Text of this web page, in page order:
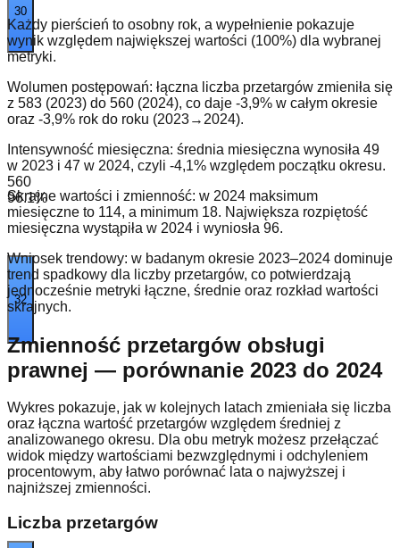
30
32
560
96.1%
Każdy pierścień to osobny rok, a wypełnienie pokazuje
wynik względem największej wartości (100%) dla wybranej
metryki.
Wolumen postępowań: łączna liczba przetargów zmieniła się
z 583 (2023) do 560 (2024), co daje -3,9% w całym okresie
oraz -3,9% rok do roku (2023→2024).
Intensywność miesięczna: średnia miesięczna wynosiła 49
w 2023 i 47 w 2024, czyli -4,1% względem początku okresu.
Skrajne wartości i zmienność: w 2024 maksimum
miesięczne to 114, a minimum 18. Największa rozpiętość
miesięczna wystąpiła w 2024 i wyniosła 96.
Wniosek trendowy: w badanym okresie 2023–2024 dominuje
trend spadkowy dla liczby przetargów, co potwierdzają
jednocześnie metryki łączne, średnie oraz rozkład wartości
skrajnych.
Zmienność przetargów obsługi
prawnej — porównanie 2023 do 2024
Wykres pokazuje, jak w kolejnych latach zmieniała się liczba
oraz łączna wartość przetargów względem średniej z
analizowanego okresu. Dla obu metryk możesz przełączać
widok między wartościami bezwzględnymi i odchyleniem
procentowym, aby łatwo porównać lata o najwyższej i
najniższej zmienności.
Liczba przetargów